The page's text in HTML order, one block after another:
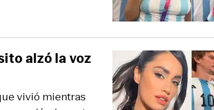
vivió mientras
alzó la voz